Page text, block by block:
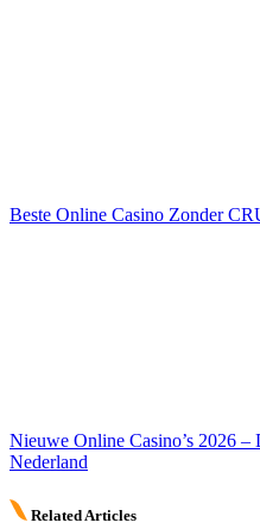
Beste Online Casino Zonder
Nieuwe Online Casino’s 2026
Nederland
Related Articles